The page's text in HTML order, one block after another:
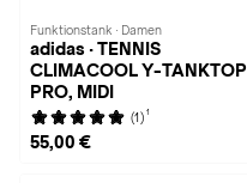
Funktionstank · Damen
adidas · TENNIS
CLIMACOOL Y-TANKTOP
PRO, MIDI
(1) 1
55,00 €